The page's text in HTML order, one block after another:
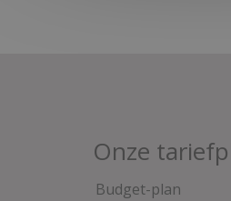
Onze
Budget-plan